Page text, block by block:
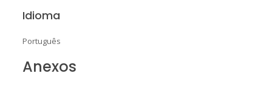
Idioma
Português
Anexos